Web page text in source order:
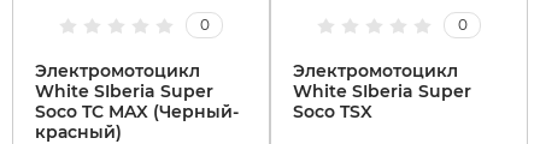
0
Электромотоцикл
White SIberia Super
Soco TC MAX (Черный-
красный)
0
Электромотоцикл
White SIberia Super
Soco TSX